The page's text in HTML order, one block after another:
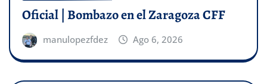
Oficial | Bombazo en el Zaragoza CFF
manulopezfdez Ago 6, 2026